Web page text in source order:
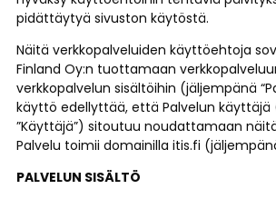
pidättäytyä sivuston käytöstä.
Näitä verkkopalveluiden käyttöehtoja
Finland Oy:n tuottamaan
verkkopalvelun sisältöihin (jäljempänä
käyttö edellyttää, että Palvelun käyttäjä
”Käyttäjä”) sitoutuu noudattamaan
Palvelu toimii domainilla itis.fi
PALVELUN SISÄLTÖ